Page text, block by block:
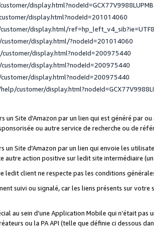
display.html?nodeId=201014060
display.html/
display.html/?nodeId=201014060
display.html?nodeId=200975440
display.html?nodeId=200975440
display.html?nodeId=200975440
customer/
Site d'Amazon par un lien qui est généré par
ou autre service de recherche ou de
Site d'Amazon par un lien qui envoie les
autre action positive sur ledit site intermédiaire (un
client ne respecte pas les conditions
suivi ou signalé, car les liens présents sur
au sein d’une Application Mobile qui n’était
ou la PA API (telle que définie ci dessous